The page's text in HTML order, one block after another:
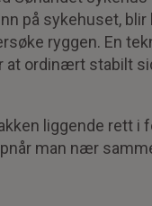
på sykehuset,
ryggen. En
ordinært stabilt
liggende rett i
man nær